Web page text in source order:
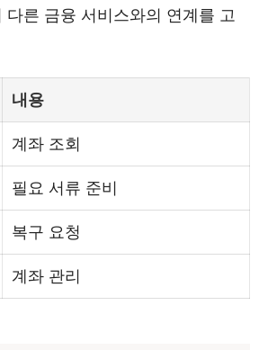
다른 금융 서비스와의 연계를 고
내용
계좌 조회
필요 서류 준비
복구 요청
계좌 관리